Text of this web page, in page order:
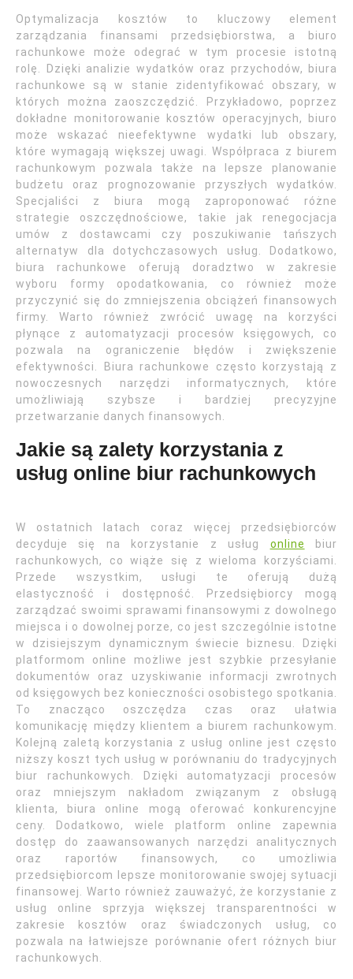
Optymalizacja kosztów to kluczowy element
zarządzania finansami przedsiębiorstwa, a biuro
rachunkowe może odegrać w tym procesie istotną
rolę. Dzięki analizie wydatków oraz przychodów, biura
rachunkowe są w stanie zidentyfikować obszary, w
których można zaoszczędzić. Przykładowo, poprzez
dokładne monitorowanie kosztów operacyjnych, biuro
może wskazać nieefektywne wydatki lub obszary,
które wymagają większej uwagi. Współpraca z biurem
rachunkowym pozwala także na lepsze planowanie
budżetu oraz prognozowanie przyszłych wydatków.
Specjaliści z biura mogą zaproponować różne
strategie oszczędnościowe, takie jak renegocjacja
umów z dostawcami czy poszukiwanie tańszych
alternatyw dla dotychczasowych usług. Dodatkowo,
biura rachunkowe oferują doradztwo w zakresie
wyboru formy opodatkowania, co również może
przyczynić się do zmniejszenia obciążeń finansowych
firmy. Warto również zwrócić uwagę na korzyści
płynące z automatyzacji procesów księgowych, co
pozwala na ograniczenie błędów i zwiększenie
efektywności. Biura rachunkowe często korzystają z
nowoczesnych narzędzi informatycznych, które
umożliwiają szybsze i bardziej precyzyjne
przetwarzanie danych finansowych.
Jakie są zalety korzystania z
usług online biur rachunkowych
W ostatnich latach coraz więcej przedsiębiorców
decyduje się na korzystanie z usług online biur
rachunkowych, co wiąże się z wieloma korzyściami.
Przede wszystkim, usługi te oferują dużą
elastyczność i dostępność. Przedsiębiorcy mogą
zarządzać swoimi sprawami finansowymi z dowolnego
miejsca i o dowolnej porze, co jest szczególnie istotne
w dzisiejszym dynamicznym świecie biznesu. Dzięki
platformom online możliwe jest szybkie przesyłanie
dokumentów oraz uzyskiwanie informacji zwrotnych
od księgowych bez konieczności osobistego spotkania.
To znacząco oszczędza czas oraz ułatwia
komunikację między klientem a biurem rachunkowym.
Kolejną zaletą korzystania z usług online jest często
niższy koszt tych usług w porównaniu do tradycyjnych
biur rachunkowych. Dzięki automatyzacji procesów
oraz mniejszym nakładom związanym z obsługą
klienta, biura online mogą oferować konkurencyjne
ceny. Dodatkowo, wiele platform online zapewnia
dostęp do zaawansowanych narzędzi analitycznych
oraz raportów finansowych, co umożliwia
przedsiębiorcom lepsze monitorowanie swojej sytuacji
finansowej. Warto również zauważyć, że korzystanie z
usług online sprzyja większej transparentności w
zakresie kosztów oraz świadczonych usług, co
pozwala na łatwiejsze porównanie ofert różnych biur
rachunkowych.